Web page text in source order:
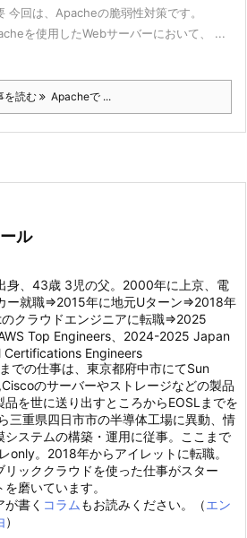
今回は、Apacheの脆弱性対策です。
を使用したWebサーバーにおいて、 ...
を読む Apacheで ...
ル
身、43歳 3児の父。2000年に上京、電
ー就職⇒2015年に地元Uターン⇒2018年
クラウドエンジニアに転職⇒2025
Top Engineers、2024-2025 Japan
Certifications Engineers
での仕事は、東京都府中市にてSun
のサーバーやストレージなどの製品
を世に送り出すところからEOSLまでを
三重県四日市市の半導体工場に異動、情
システムの構築・運用に従事。ここまで
only。2018年からアイレットに転職。
ッククラウドを使った仕事がスター
磨いています。
書く コラム もお読みください。（エン
）